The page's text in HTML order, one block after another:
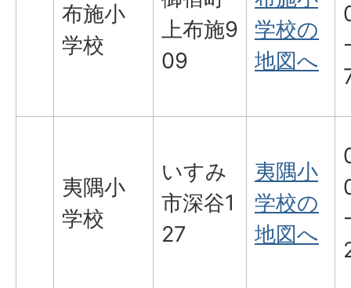
布施小
学校
上布施9
09
学校の
地図へ
夷隅小
学校
いすみ
市深谷1
27
夷隅小
学校の
地図へ